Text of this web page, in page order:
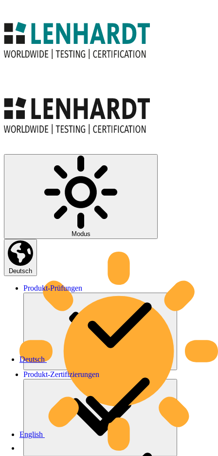
Modus
Deutsch
Deutsch
English
Produkt-Prüfungen
Produkt-Zertifizierungen